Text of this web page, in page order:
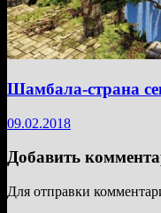
Шамбала-страна
09.02.2018
Добавить
Для отправки